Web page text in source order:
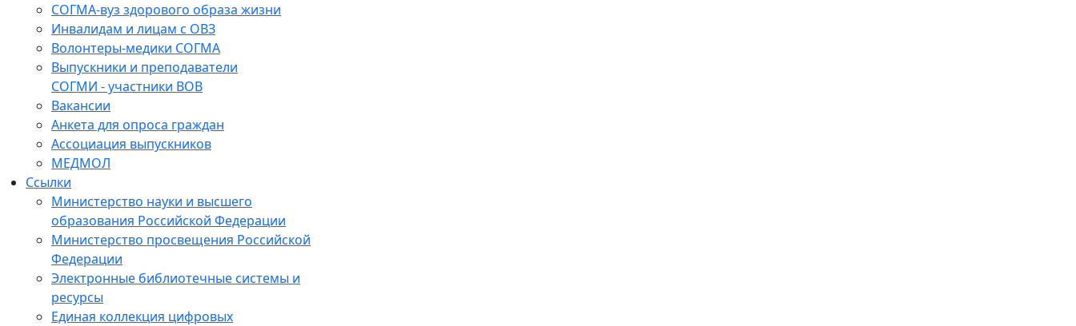
СОГМА-вуз здорового образа жизни
Инвалидам и лицам с ОВЗ
Волонтеры-медики СОГМА
Выпускники и преподаватели
СОГМИ - участники ВОВ
Вакансии
Анкета для опроса граждан
Ассоциация выпускников
МЕДМОЛ
Ссылки
Министерство науки и высшего
образования Российской Федерации
Министерство просвещения Российской
Федерации
Электронные библиотечные системы и
ресурсы
Единая коллекция цифровых